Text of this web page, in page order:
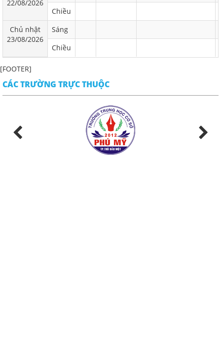
22/08/2026
Chiều
Chủ nhật
23/08/2026
Sáng
Chiều
[FOOTER]
CÁC TRƯỜNG TRỰC THUỘC